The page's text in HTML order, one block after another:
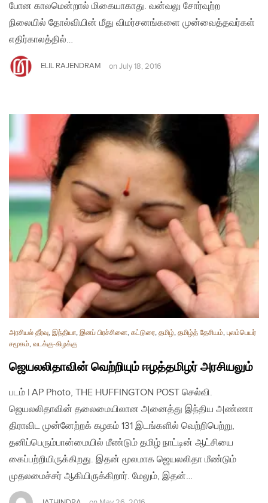
போன காலமென்றால் மிகையாகாது. வன்வலு சோர்வுற்ற
நிலையில் தோல்வியின் மீது விமர்சனங்களை முன்வைத்தவர்கள்
எதிர்காலத்தில்…
ELIL RAJENDRAM on July 18, 2016
அரசியல் தீர்வு, இந்தியா, இனப் பிரச்சினை, கட்டுரை, தமிழ், தமிழ்த் தேசியம், புலம்பெயர்
சமூகம், வடக்கு-கிழக்கு
ஜெயலலிதாவின் வெற்றியும் ஈழத்தமிழர் அரசியலும்
படம் | AP Photo, THE HUFFINGTON POST செல்வி.
ஜெயலலிதாவின் தலைமையிலான அனைத்து இந்திய அண்ணா
திராவிட முன்னேற்றக் கழகம் 131 இடங்களில் வெற்றிபெற்று,
தனிப்பெரும்பான்மையில் மீண்டும் தமிழ் நாட்டின் ஆட்சியை
கைப்பற்றியிருக்கிறது. இதன் மூலமாக ஜெயலலிதா மீண்டும்
முதலமைச்சர் ஆகியிருக்கிறார். மேலும், இதன்…